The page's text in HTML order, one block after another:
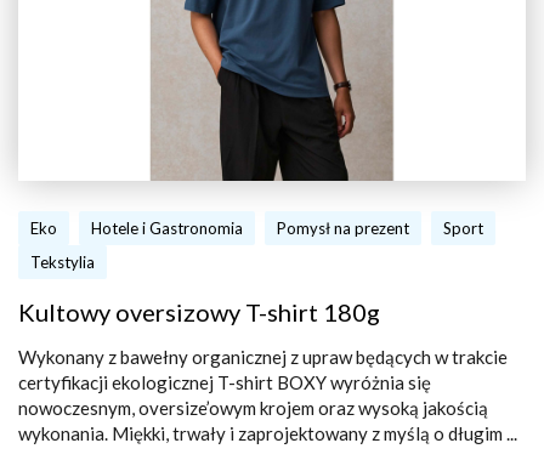
Eko Hotele i Gastronomia Pomysł na prezent
Sport
Tekstylia
Kultowy oversizowy T-shirt 180g
Wykonany z bawełny organicznej z upraw będących w trakcie
certyfikacji ekologicznej T-shirt BOXY wyróżnia się
nowoczesnym, oversize’owym krojem oraz wysoką jakością
wykonania. Miękki, trwały i zaprojektowany z myślą o długim ...